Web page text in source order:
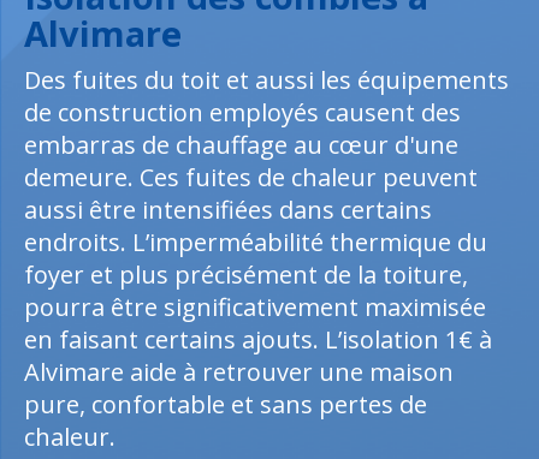
Alvimare
Des fuites du toit et aussi les équipements
de construction employés causent des
embarras de chauffage au cœur d'une
demeure. Ces fuites de chaleur peuvent
aussi être intensifiées dans certains
endroits. L’imperméabilité thermique du
foyer et plus précisément de la toiture,
pourra être significativement maximisée
en faisant certains ajouts. L’isolation 1€ à
Alvimare aide à retrouver une maison
pure, confortable et sans pertes de
chaleur.